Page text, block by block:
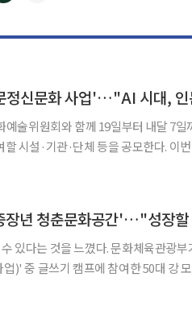
◀ ▶
술위원회와 함께 19일부터 내달 7
시설·기관·단체 등을 공모한다. 이
장년 청춘문화공간'…"성장할
화체육관광부가 운영하는 '중장년 청춘
)' 중 글쓰기 캠프에 참여한 50대 강